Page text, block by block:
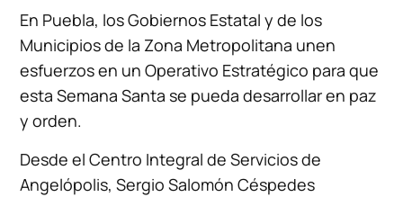
En Puebla, los Gobiernos Estatal y de los
Municipios de la Zona Metropolitana unen
esfuerzos en un Operativo Estratégico para que
esta Semana Santa se pueda desarrollar en paz
y orden.
Desde el Centro Integral de Servicios de
Angelópolis, Sergio Salomón Céspedes